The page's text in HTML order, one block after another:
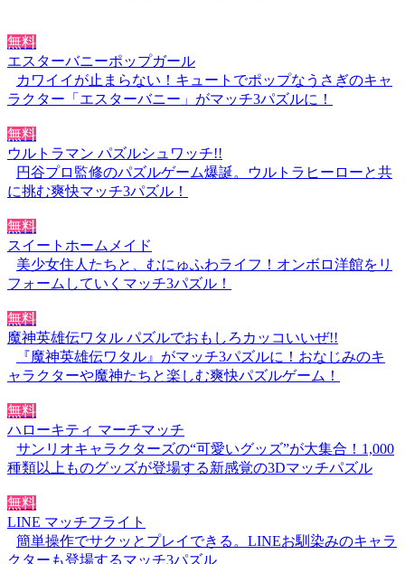
無料
エスターバニーポップガール
カワイイが止まらない！キュートでポップなうさぎのキャ
ラクター「エスターバニー」がマッチ3パズルに！
無料
ウルトラマン パズルシュワッチ!!
円谷プロ監修のパズルゲーム爆誕。ウルトラヒーローと共
に挑む爽快マッチ3パズル！
無料
スイートホームメイド
美少女住人たちと、むにゅふわライフ！オンボロ洋館をリ
フォームしていくマッチ3パズル！
無料
魔神英雄伝ワタル パズルでおもしろカッコいいぜ!!
『魔神英雄伝ワタル』がマッチ3パズルに！おなじみのキ
ャラクターや魔神たちと楽しむ爽快パズルゲーム！
無料
ハローキティ マーチマッチ
サンリオキャラクターズの“可愛いグッズ”が大集合！1,000
種類以上ものグッズが登場する新感覚の3Dマッチパズル
無料
LINE マッチフライト
簡単操作でサクッとプレイできる。LINEお馴染みのキャラ
クターも登場するマッチ3パズル